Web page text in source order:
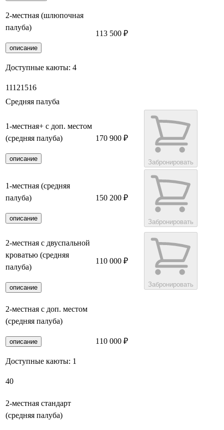
2-местная (шлюпочная
палуба)
описание
Доступные каюты: 4
11121516
113 500 ₽
Средняя палуба
1-местная+ с доп. местом
(средняя палуба)
описание
170 900 ₽
Забронировать
1-местная (средняя
палуба)
описание
150 200 ₽
Забронировать
2-местная с двуспальной
кроватью (средняя
палуба)
описание
110 000 ₽
Забронировать
2-местная с доп. местом
(средняя палуба)
описание
Доступные каюты: 1
40
110 000 ₽
2-местная стандарт
(средняя палуба)